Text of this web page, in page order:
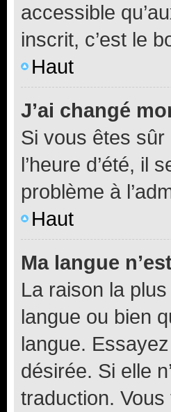
accessible
inscrit, c’est le
Haut
J’ai changé
Si vous êtes sûr
l’heure d’été, il
problème à
Haut
Ma langue
La raison la
langue ou bien
langue.
désirée. Si elle
traduction.